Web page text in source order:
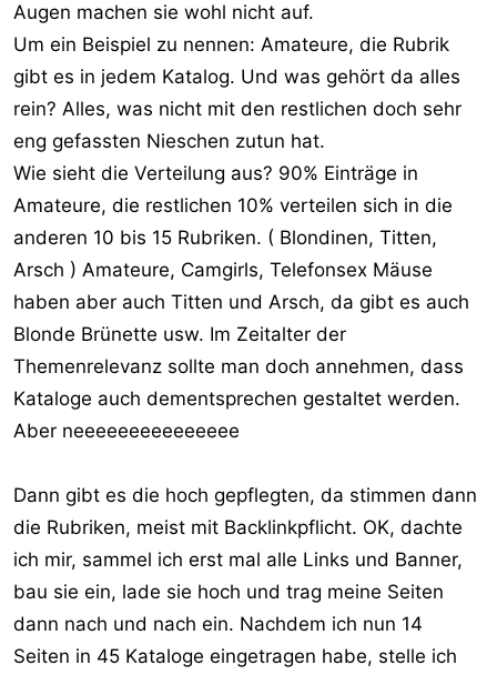
Augen machen sie wohl nicht auf.
Um ein Beispiel zu nennen: Amateure, die Rubrik
gibt es in jedem Katalog. Und was gehört da alles
rein? Alles, was nicht mit den restlichen doch sehr
eng gefassten Nieschen zutun hat.
Wie sieht die Verteilung aus? 90% Einträge in
Amateure, die restlichen 10% verteilen sich in die
anderen 10 bis 15 Rubriken. ( Blondinen, Titten,
Arsch ) Amateure, Camgirls, Telefonsex Mäuse
haben aber auch Titten und Arsch, da gibt es auch
Blonde Brünette usw. Im Zeitalter der
Themenrelevanz sollte man doch annehmen, dass
Kataloge auch dementsprechen gestaltet werden.
Aber neeeeeeeeeeeeeee
Dann gibt es die hoch gepflegten, da stimmen dann
die Rubriken, meist mit Backlinkpflicht. OK, dachte
ich mir, sammel ich erst mal alle Links und Banner,
bau sie ein, lade sie hoch und trag meine Seiten
dann nach und nach ein. Nachdem ich nun 14
Seiten in 45 Kataloge eingetragen habe, stelle ich